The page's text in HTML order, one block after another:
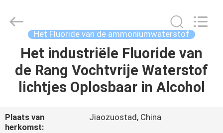
HUIS
PRODUCTEN
VIDEO'S
Imp.&Exp.Co.,Ltd.
Het Fluoride van de ammoniumwaterstof
Het industriële Fluoride van
de Rang Vochtvrije Waterstof
lichtjes Oplosbaar in Alcohol
Plaats van
herkomst:
Jiaozuostad, China